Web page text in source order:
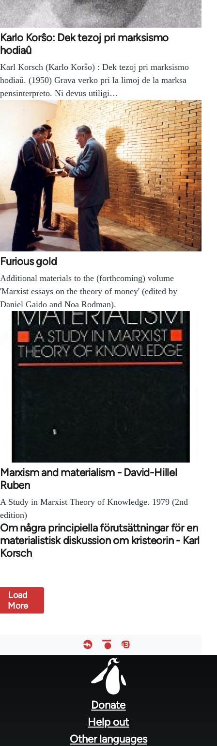
Karlo Korŝo: Dek tezoj pri marksismo
hodiaû
Karl Korsch (Karlo Korŝo) : Dek tezoj pri marksismo
hodiaû. (1950) Grava verko pri la limoj de la marksa
pensinterpreto. Ni devus utiligi…
Furious gold
Additional materials to the (forthcoming) volume
'Marxist essays on the theory of money' (edited by
Daniel Gaido and Noa Rodman).
Marxism and materialism - David-Hillel
Ruben
A Study in Marxist Theory of Knowledge. 1979 (2nd
edition)
Om några principiella förutsättningar för en
materialistisk diskussion om kristeorin - Karl
Korsch
Load
More
Donate
Help out
Other languages